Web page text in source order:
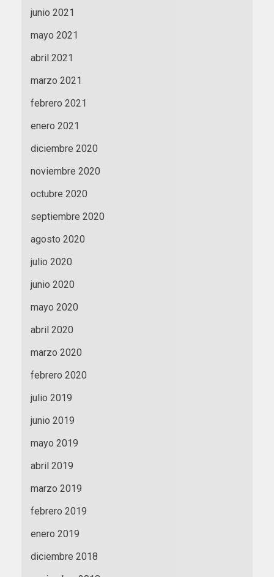
junio 2021
mayo 2021
abril 2021
marzo 2021
febrero 2021
enero 2021
diciembre 2020
noviembre 2020
octubre 2020
septiembre 2020
agosto 2020
julio 2020
junio 2020
mayo 2020
abril 2020
marzo 2020
febrero 2020
julio 2019
junio 2019
mayo 2019
abril 2019
marzo 2019
febrero 2019
enero 2019
diciembre 2018